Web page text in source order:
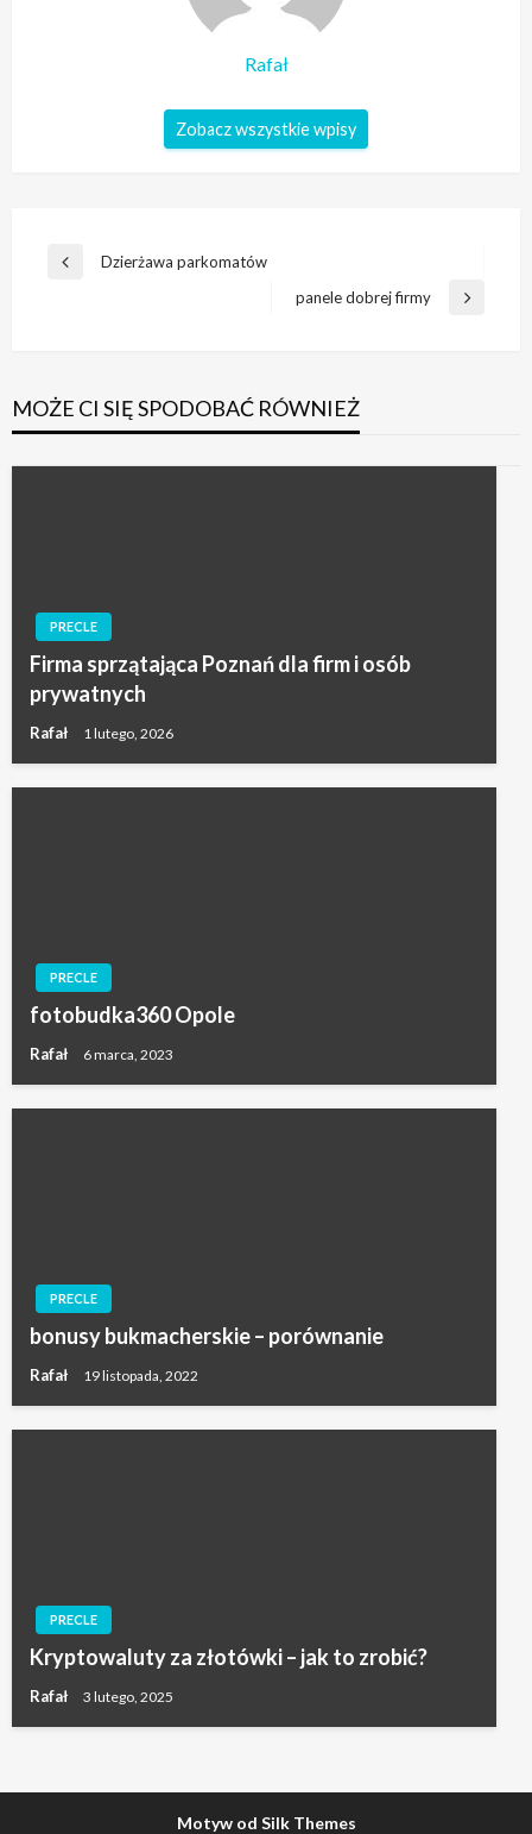
Rafał
Zobacz wszystkie wpisy
Nawigacja
Poprzedni
Dzierżawa parkomatów
Następny
panele dobrej firmy
MOŻE CI SIĘ SPODOBAĆ RÓWNIEŻ
PRECLE
Firma sprzątająca Poznań dla firm i osób
prywatnych
Rafał 1 lutego, 2026
PRECLE
fotobudka360 Opole
Rafał 6 marca, 2023
PRECLE
bonusy bukmacherskie – porównanie
Rafał 19 listopada, 2022
PRECLE
Kryptowaluty za złotówki – jak to zrobić?
Rafał 3 lutego, 2025
Motyw od Silk Themes